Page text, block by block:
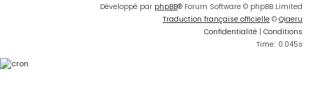
Développé par phpBB® Forum Software © phpBB Limited
Traduction française officielle © Qiaeru
Confidentialité | Conditions
Time: 0.045s